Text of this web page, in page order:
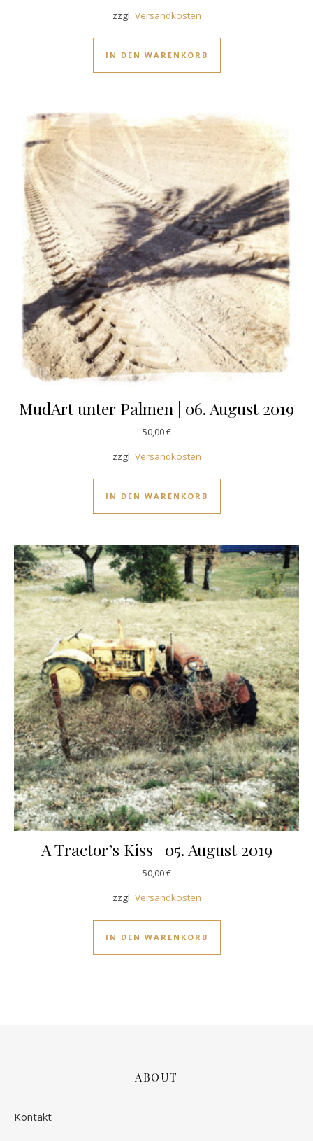
zzgl. Versandkosten
IN DEN WARENKORB
MudArt unter Palmen | 06. August 2019
50,00€
zzgl. Versandkosten
IN DEN WARENKORB
A Tractor’s Kiss | 05. August 2019
50,00€
zzgl. Versandkosten
IN DEN WARENKORB
ABOUT
Kontakt